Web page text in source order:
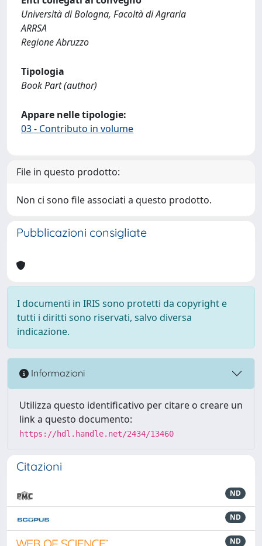
Università di Bologna, Facoltà di Agraria
ARRSA
Regione Abruzzo
Tipologia
Book Part (author)
Appare nelle tipologie:
03 - Contributo in volume
File in questo prodotto:
Non ci sono file associati a questo prodotto.
Pubblicazioni consigliate
I documenti in IRIS sono protetti da copyright e
tutti i diritti sono riservati, salvo diversa
indicazione.
Informazioni
Utilizza questo identificativo per citare o creare un
link a questo documento:
https://hdl.handle.net/2434/13460
Citazioni
ND
ND
ND